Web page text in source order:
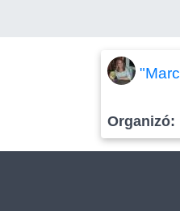
Organizó: